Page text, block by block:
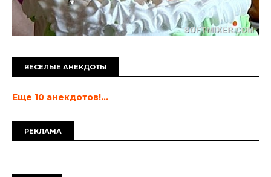
ВЕСЕЛЫЕ АНЕКДОТЫ
Еще 10 анекдотов!...
РЕКЛАМА